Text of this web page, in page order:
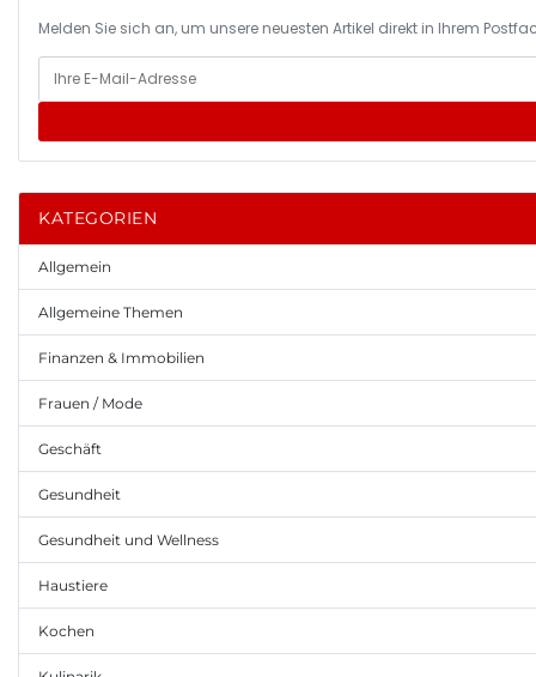
Melden Sie sich an, um unsere neuesten Artikel direkt in Ihrem
KATEGORIEN
Allgemein
Allgemeine Themen
Finanzen & Immobilien
Frauen / Mode
Geschäft
Gesundheit
Gesundheit und Wellness
Haustiere
Kochen